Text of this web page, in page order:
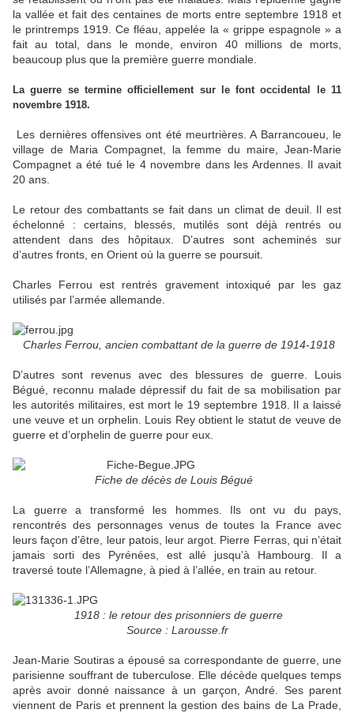
la vallée et fait des centaines de morts entre septembre 1918 et
le printremps 1919. Ce fléau, appelée la « grippe espagnole » a
fait au total, dans le monde, environ 40 millions de morts,
beaucoup plus que la première guerre mondiale.
La guerre se termine officiellement sur le font occidental le 11
novembre 1918.
Les dernières offensives ont été meurtrières. A Barrancoueu, le
village de Maria Compagnet, la femme du maire, Jean-Marie
Compagnet a été tué le 4 novembre dans les Ardennes. Il avait
20 ans.
Le retour des combattants se fait dans un climat de deuil. Il est
échelonné : certains, blessés, mutilés sont déjà rentrés ou
attendent dans des hôpitaux. D’autres sont acheminés sur
d’autres fronts, en Orient où la guerre se poursuit.
Charles Ferrou est rentrés gravement intoxiqué par les gaz
utilisés par l’armée allemande.
Charles Ferrou, ancien combattant de la guerre de 1914-1918
D’autres sont revenus avec des blessures de guerre. Louis
Bégué, reconnu malade dépressif du fait de sa mobilisation par
les autorités militaires, est mort le 19 septembre 1918. Il a laissé
une veuve et un orphelin. Louis Rey obtient le statut de veuve de
guerre et d’orphelin de guerre pour eux.
Fiche de décès de Louis Bégué
La guerre a transformé les hommes. Ils ont vu du pays,
rencontrés des personnages venus de toutes la France avec
leurs façon d’être, leur patois, leur argot. Pierre Ferras, qui n’était
jamais sorti des Pyrénées, est allé jusqu’à Hambourg. Il a
traversé toute l’Allemagne, à pied à l’allée, en train au retour.
1918 : le retour des prisonniers de guerre
Source : Larousse.fr
Jean-Marie Soutiras a épousé sa correspondante de guerre, une
parisienne souffrant de tuberculose. Elle décède quelques temps
après avoir donné naissance à un garçon, André. Ses parent
viennent de Paris et prennent la gestion des bains de La Prade,